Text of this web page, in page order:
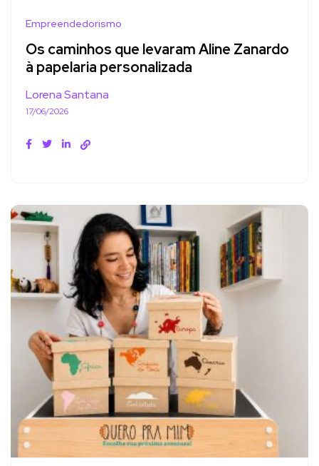
Empreendedorismo
Os caminhos que levaram Aline Zanardo
à papelaria personalizada
Lorena Santana
17/06/2026